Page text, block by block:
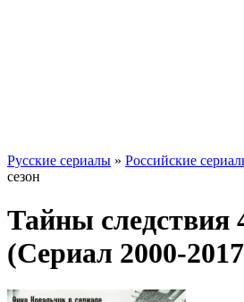
Русские сериалы » Российские
сезон
Тайны следствия
(Сериал 2000-